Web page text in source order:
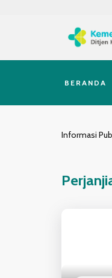
BERANDA
Informasi